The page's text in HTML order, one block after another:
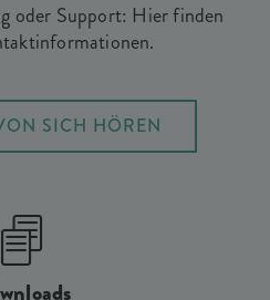
oder Support: Hier finden
SICH HÖREN